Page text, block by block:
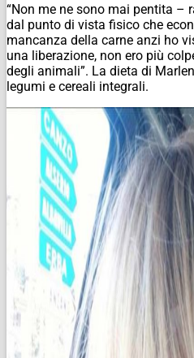
“Non me ne sono mai pentita –
dal punto di vista fisico che
mancanza della carne anzi ho
una liberazione, non ero più
degli animali”. La dieta di
legumi e cereali integrali.